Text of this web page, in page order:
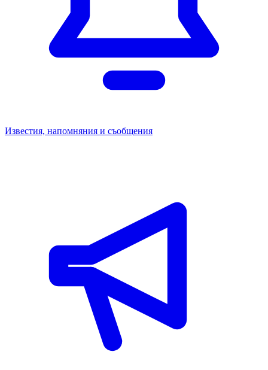
Известия, напомняния и съобщения